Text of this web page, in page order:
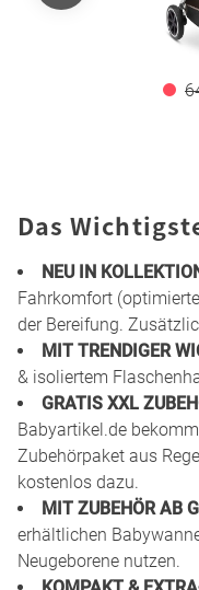
Das
NEU IN
Fahrkomfort
der Bereifung.
MIT TRENDIGER
& isoliertem
GRATIS XXL
Babyartikel.de
Zubehörpaket aus
kostenlos dazu.
MIT ZUBEHÖR AB
erhältlichen
Neugeborene nutzen.